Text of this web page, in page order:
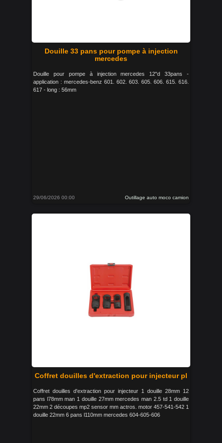
Douille 33 pans pour pompe à injection
mercedes
Douille pour pompe à injection mercedes 12"d 33pans -
application : mercedes-benz 601. 602. 603. 605. 606. 615. 616.
617 - long : 56mm
29/06/2026 00:00 Outillage auto moco camion
Coffret douilles d'extraction pour injecteur pl
Coffret douilles d'extraction pour injecteur 1 douille 28mm 12
pans l78mm man 1 douille 27mm mercedes man 2.5 td 1 douille
22mm 2 découpes mp2 sensor mm actros. motor 457-541-542 1
douille 22mm 6 pans l110mm mercedes 604-605-606